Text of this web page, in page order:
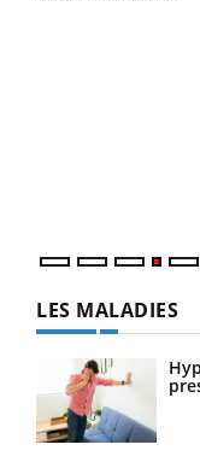
LES MALADIES